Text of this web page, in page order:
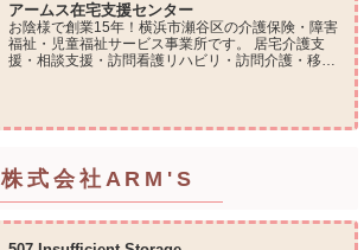
アームス在宅支援センター
お陰様で創業15年！横浜市瀬谷区の介護保険・障害
福祉・児童福祉サービス事業所です。 居宅介護支
援・相談支援・訪問看護リハビリ・訪問介護・移動
株式会社ARM'S